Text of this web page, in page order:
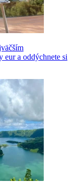
eur a oddýchnete si